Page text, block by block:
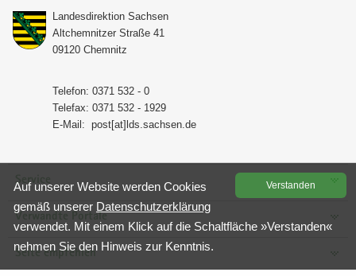
Lan­des­di­rek­ti­on Sach­sen
Alt­chem­nit­zer Stra­ße 41
09120 Chem­nitz
Te­le­fon: 0371 532 - 0
Te­le­fax: 0371 532 - 1929
E-​Mail: post[at]lds.sach­sen.de
Service
Verwandte Portale
Seite empfehlen
Ver­stan­den
Auf un­se­rer Web­site wer­den Coo­kies
gemäß un­se­rer Da­ten­schutz­er­klä­rung
ver­wen­det. Mit einem Klick auf die Schalt­flä­che »Ver­stan­den«
neh­men Sie den Hin­weis zur Kennt­nis.